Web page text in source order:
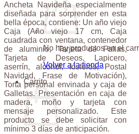
No hay productos en el
Volver a la tienda
Carrito
Ancheta Navideña especialmente
diseñada para sorprender en esta
bella época, contiene: Un año viejo
Caja (Año viejo 17 cm, Caja
cuadrada con ventana, contenedor
de aluminio, Tarjeta de Fallas,
Tarjeta de Deseos, Lapicero,
aserrín, alcohol, fósforos, Postal
Navidad, Frase de Motivación),
Torta personal envinada y caja de
Galletas. Presentación en caja de
madera, moño y tarjeta con
mensaje personalizado. Este
producto se debe solicitar con
mínimo 3 días de anticipación.